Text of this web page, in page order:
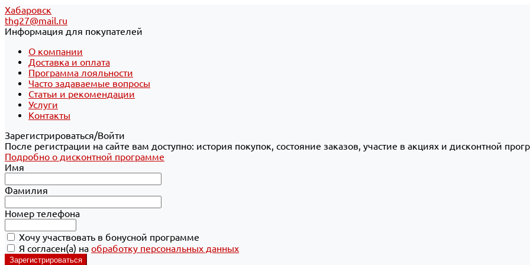
Хабаровск
thg27@mail.ru
Информация для покупателей
О компании
Доставка и оплата
Программа лояльности
Часто задаваемые вопросы
Статьи и рекомендации
Услуги
Контакты
Зарегистрироваться/Войти
После регистрации на сайте вам доступно: история покупок, состояние заказов, участие в акциях и дисконтной
Подробно о дисконтной программе
Имя
Фамилия
Номер телефона
Хочу участвовать в бонусной программе
Я согласен(а) на обработку персональных данных